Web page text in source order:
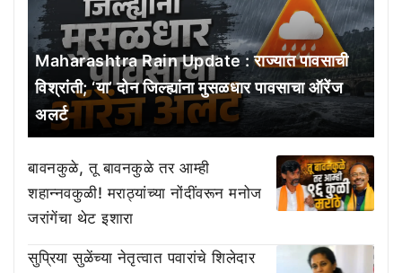
Maharashtra Rain Update : राज्यात पावसाची
विश्रांती; ‘या’ दोन जिल्ह्यांना मुसळधार पावसाचा ऑरेंज
अलर्ट
बावनकुळे, तू बावनकुळे तर आम्ही
शहान्नवकुळी! मराठ्यांच्या नोंदींवरून मनोज
जरांगेंचा थेट इशारा
सुप्रिया सुळेंच्या नेतृत्वात पवारांचे शिलेदार